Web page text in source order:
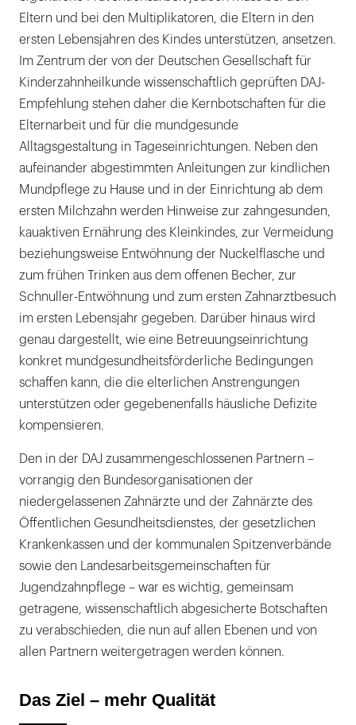
Eltern und bei den Multiplikatoren, die Eltern in den
ersten Lebensjahren des Kindes unterstützen, ansetzen.
Im Zentrum der von der Deutschen Gesellschaft für
Kinderzahnheilkunde wissenschaftlich geprüften DAJ-
Empfehlung stehen daher die Kernbotschaften für die
Elternarbeit und für die mundgesunde
Alltagsgestaltung in Tageseinrichtungen. Neben den
aufeinander abgestimmten Anleitungen zur kindlichen
Mundpflege zu Hause und in der Einrichtung ab dem
ersten Milchzahn werden Hinweise zur zahngesunden,
kauaktiven Ernährung des Kleinkindes, zur Vermeidung
beziehungsweise Entwöhnung der Nuckelflasche und
zum frühen Trinken aus dem offenen Becher, zur
Schnuller-Entwöhnung und zum ersten Zahnarztbesuch
im ersten Lebensjahr gegeben. Darüber hinaus wird
genau dargestellt, wie eine Betreuungseinrichtung
konkret mundgesundheitsförderliche Bedingungen
schaffen kann, die die elterlichen Anstrengungen
unterstützen oder gegebenenfalls häusliche Defizite
kompensieren.
Den in der DAJ zusammengeschlossenen Partnern –
vorrangig den Bundesorganisationen der
niedergelassenen Zahnärzte und der Zahnärzte des
Öffentlichen Gesundheitsdienstes, der gesetzlichen
Krankenkassen und der kommunalen Spitzenverbände
sowie den Landesarbeitsgemeinschaften für
Jugendzahnpflege – war es wichtig, gemeinsam
getragene, wissenschaftlich abgesicherte Botschaften
zu verabschieden, die nun auf allen Ebenen und von
allen Partnern weitergetragen werden können.
Das Ziel – mehr Qualität